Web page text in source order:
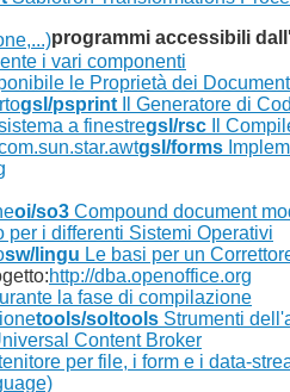
i vari componenti
le Proprietà dei
gsl/psprint Il Generatore di
a finestregsl/rsc Il
gsl/forms
oi/so3 Compound document
per i differenti Sistemi Operativi
sw/lingu Le basi per un
la fase di compilazione
tools/soltools Strumenti
Content Broker
per file, i form e i data-
programmi accessibili
http://dba.openoffice.org